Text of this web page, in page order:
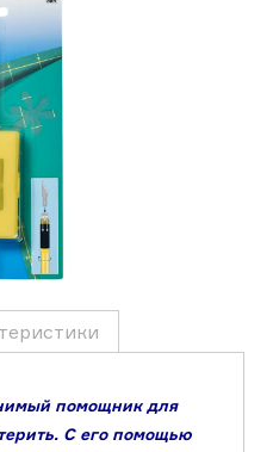
помощник для
С его помощью